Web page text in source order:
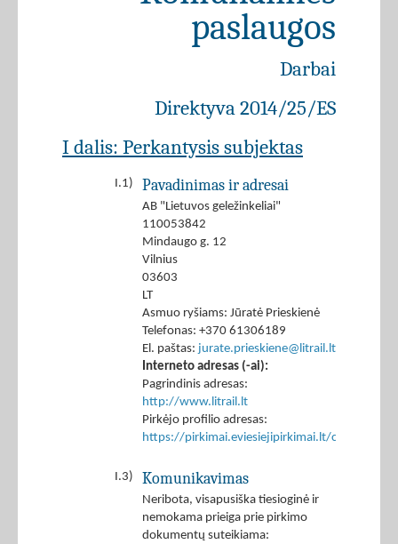
paslaugos
Darbai
Direktyva 2014/25/ES
I dalis: Perkantysis subjektas
I.1) Pavadinimas ir adresai
AB "Lietuvos geležinkeliai"
110053842
Mindaugo g. 12
Vilnius
03603
LT
Asmuo ryšiams: Jūratė Prieskienė
Telefonas: +370 61306189
El. paštas: jurate.prieskiene@litrail.lt
Interneto adresas (-ai):
Pagrindinis adresas:
http://www.litrail.lt
Pirkėjo profilio adresas:
https://pirkimai.eviesiejipirkimai.lt/ctm/
I.3) Komunikavimas
Neribota, visapusiška tiesioginė ir
nemokama prieiga prie pirkimo
dokumentų suteikiama: